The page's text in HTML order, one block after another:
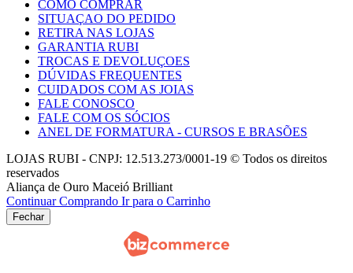
COMO COMPRAR
SITUAÇAO DO PEDIDO
RETIRA NAS LOJAS
GARANTIA RUBI
TROCAS E DEVOLUÇOES
DÚVIDAS FREQUENTES
CUIDADOS COM AS JOIAS
FALE CONOSCO
FALE COM OS SÓCIOS
ANEL DE FORMATURA - CURSOS E BRASÕES
LOJAS RUBI - CNPJ: 12.513.273/0001-19 © Todos os direitos
reservados
Aliança de Ouro Maceió Brilliant
Continuar Comprando Ir para o Carrinho
Fechar